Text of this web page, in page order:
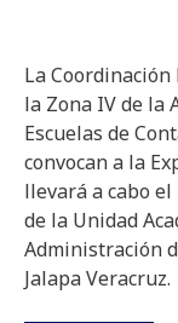
La
la Zona IV de la
Escuelas de
convocan a la
llevará a cabo
de la Unidad
Administración
Jalapa Veracruz.